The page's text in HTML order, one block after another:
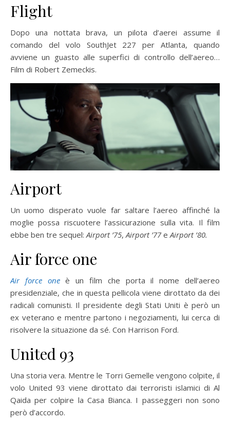
Flight
Dopo una nottata brava, un pilota d’aerei assume il
comando del volo SouthJet 227 per Atlanta, quando
avviene un guasto alle superfici di controllo dell’aereo…
Film di Robert Zemeckis.
Airport
Un uomo disperato vuole far saltare l’aereo affinché la
moglie possa riscuotere l’assicurazione sulla vita. Il film
ebbe ben tre sequel: Airport ’75, Airport ’77e Airport ’80.
Air force one
Air force oneè un film che porta il nome dell’aereo
presidenziale, che in questa pellicola viene dirottato da dei
radicali comunisti. Il presidente degli Stati Uniti è però un
ex veterano e mentre partono i negoziamenti, lui cerca di
risolvere la situazione da sé. Con Harrison Ford.
United 93
Una storia vera. Mentre le Torri Gemelle vengono colpite, il
volo United 93 viene dirottato dai terroristi islamici di Al
Qaida per colpire la Casa Bianca. I passeggeri non sono
però d’accordo.